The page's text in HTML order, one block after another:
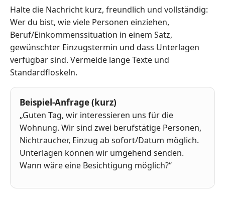
Halte die Nachricht kurz, freundlich und vollständig:
Wer du bist, wie viele Personen einziehen,
Beruf/Einkommenssituation in einem Satz,
gewünschter Einzugstermin und dass Unterlagen
verfügbar sind. Vermeide lange Texte und
Standardfloskeln.
Beispiel-Anfrage (kurz)
„Guten Tag, wir interessieren uns für die
Wohnung. Wir sind zwei berufstätige Personen,
Nichtraucher, Einzug ab sofort/Datum möglich.
Unterlagen können wir umgehend senden.
Wann wäre eine Besichtigung möglich?“